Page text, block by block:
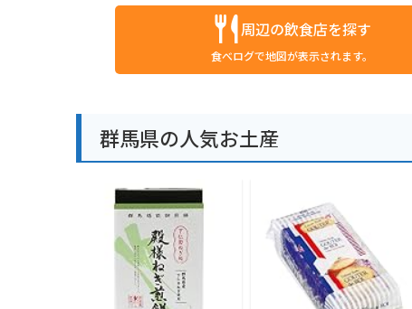
周辺の飲食店を探す
食べログで地図が表示されます。
群馬県の人気お土産